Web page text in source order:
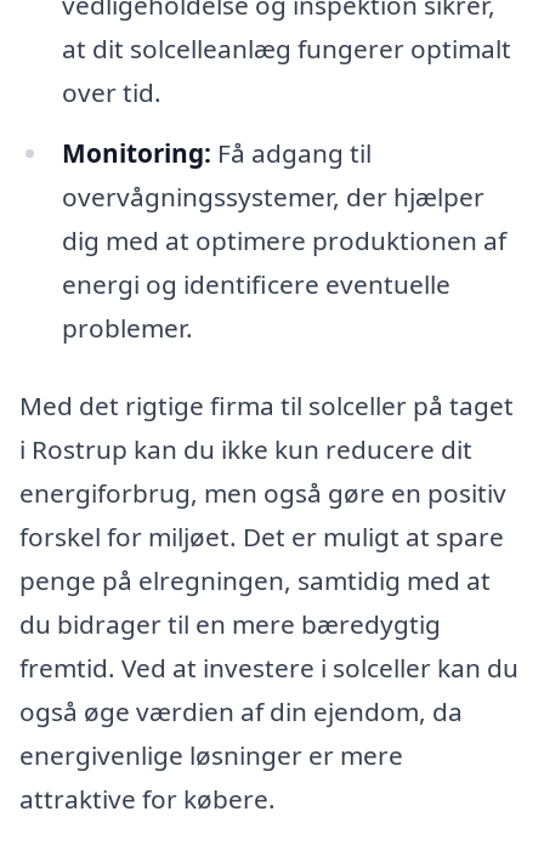
at dit solcelleanlæg fungerer optimalt
over tid.
Monitoring: Få adgang til
overvågningssystemer, der hjælper
dig med at optimere produktionen af
energi og identificere eventuelle
problemer.
Med det rigtige firma til solceller på taget
i Rostrup kan du ikke kun reducere dit
energiforbrug, men også gøre en positiv
forskel for miljøet. Det er muligt at spare
penge på elregningen, samtidig med at
du bidrager til en mere bæredygtig
fremtid. Ved at investere i solceller kan du
også øge værdien af din ejendom, da
energivenlige løsninger er mere
attraktive for købere.